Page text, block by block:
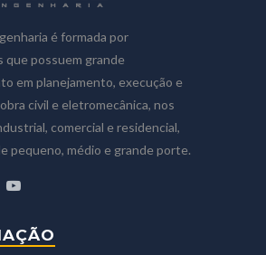
é formada por
que possuem grande
em planejamento, execução e
civil e eletromecânica, nos
comercial e residencial,
pequeno, médio e grande porte.